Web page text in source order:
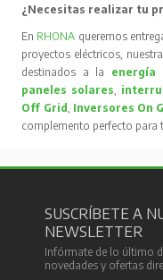
¿Necesitas realizar tu
En RHONA queremos
proyectos eléctricos,
destinados a la energía
paneles solares,
Off Grid, Inversores On
complemento perfecto para
SUSCRÍBETE A
NEWSLETTER
Infórmate de lo último
novedades y ofertas